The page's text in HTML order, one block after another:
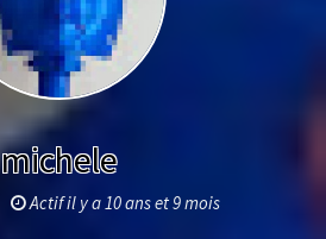
michele
Actif il y a 10 ans et 9 mois